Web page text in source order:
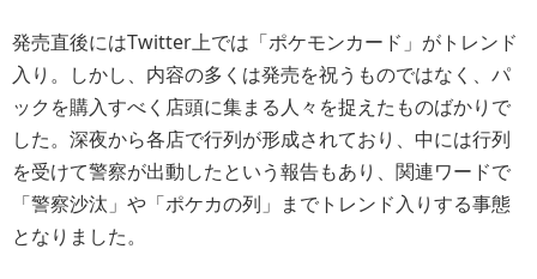
発売直後にはTwitter上では「ポケモンカード」がトレンド
入り。しかし、内容の多くは発売を祝うものではなく、パ
ックを購入すべく店頭に集まる人々を捉えたものばかりで
した。深夜から各店で行列が形成されており、中には行列
を受けて警察が出動したという報告もあり、関連ワードで
「警察沙汰」や「ポケカの列」までトレンド入りする事態
となりました。